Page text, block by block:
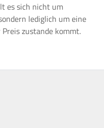
es sich nicht um
lediglich um eine
zustande kommt.